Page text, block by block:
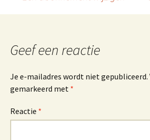
Geef een reactie
Je e-mailadres wordt niet gepubliceerd.
gemarkeerd met *
Reactie *